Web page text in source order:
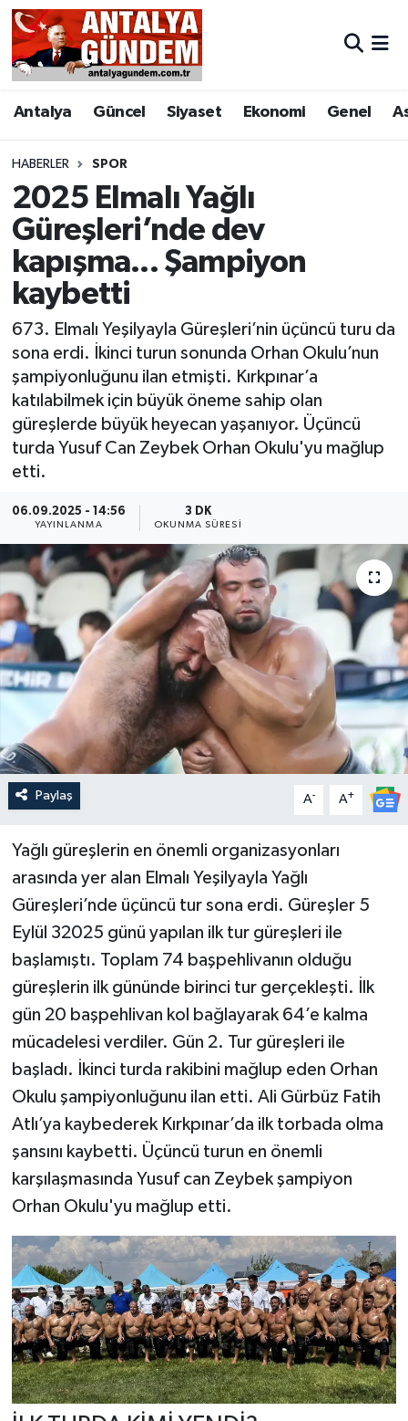
Antalya Güncel Siyaset Ekonomi Genel
HABERLER SPOR
2025 Elmalı Yağlı
Güreşleri’nde dev
kapışma... Şampiyon
kaybetti
673. Elmalı Yeşilyayla Güreşleri’nin üçüncü turu da
sona erdi. İkinci turun sonunda Orhan Okulu’nun
şampiyonluğunu ilan etmişti. Kırkpınar’a
katılabilmek için büyük öneme sahip olan
güreşlerde büyük heyecan yaşanıyor. Üçüncü
turda Yusuf Can Zeybek Orhan Okulu'yu mağlup
etti.
06.09.2025 - 14:56
YAYINLANMA
3 DK
OKUNMA SÜRESI
Paylaş A- A+
Yağlı güreşlerin en önemli organizasyonları
arasında yer alan Elmalı Yeşilyayla Yağlı
Güreşleri’nde üçüncü tur sona erdi. Güreşler 5
Eylül 32025 günü yapılan ilk tur güreşleri ile
başlamıştı. Toplam 74 başpehlivanın olduğu
güreşlerin ilk gününde birinci tur gerçekleşti. İlk
gün 20 başpehlivan kol bağlayarak 64’e kalma
mücadelesi verdiler. Gün 2. Tur güreşleri ile
başladı. İkinci turda rakibini mağlup eden Orhan
Okulu şampiyonluğunu ilan etti. Ali Gürbüz Fatih
Atlı’ya kaybederek Kırkpınar’da ilk torbada olma
şansını kaybetti. Üçüncü turun en önemli
karşılaşmasında Yusuf can Zeybek şampiyon
Orhan Okulu'yu mağlup etti.
Antalya
Asayiş
Bilim & Teknoloji
Bölge
EĞİTİM
Ekonomi
Genel
Görüntülü Haber
Güncel
Resmi İlan
Sağlık & Yaşam
Siyaset
Spor
Antalya Nöbetçi Eczaneler
Antalya Hava Durumu
Antalya Namaz Vakitleri
Antalya Trafik Yoğunluk Haritası
Süper Lig Puan Durumu ve Fikstür
Tüm Manşetler
Son Dakika Haberleri
Haber Arşivi